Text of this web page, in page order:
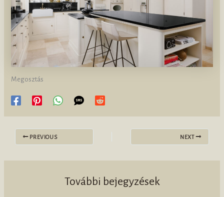
Megosztás
PREVIOUS NEXT
További bejegyzések